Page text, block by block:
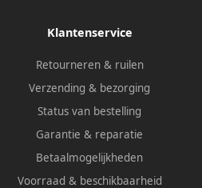
Klantenservice
Retourneren & ruilen
Verzending & bezorging
Status van bestelling
Garantie & reparatie
Betaalmogelijkheden
Voorraad & beschikbaarheid